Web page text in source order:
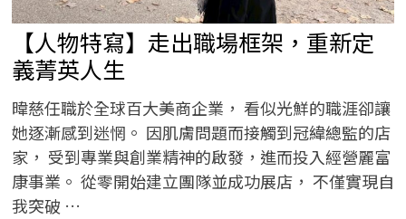
動
陪
伴
長
輩
傳
遞
溫
暖
與
關
懷
【人物特寫】走出職場框架，重新定
義菁英人生
暐慈任職於全球百大美商企業， 看似光鮮的職涯卻讓
她逐漸感到迷惘。 因肌膚問題而接觸到冠緯總監的店
家， 受到專業與創業精神的啟發，進而投入經營麗富
康事業。 從零開始建立團隊並成功展店， 不僅實現自
我突破 …